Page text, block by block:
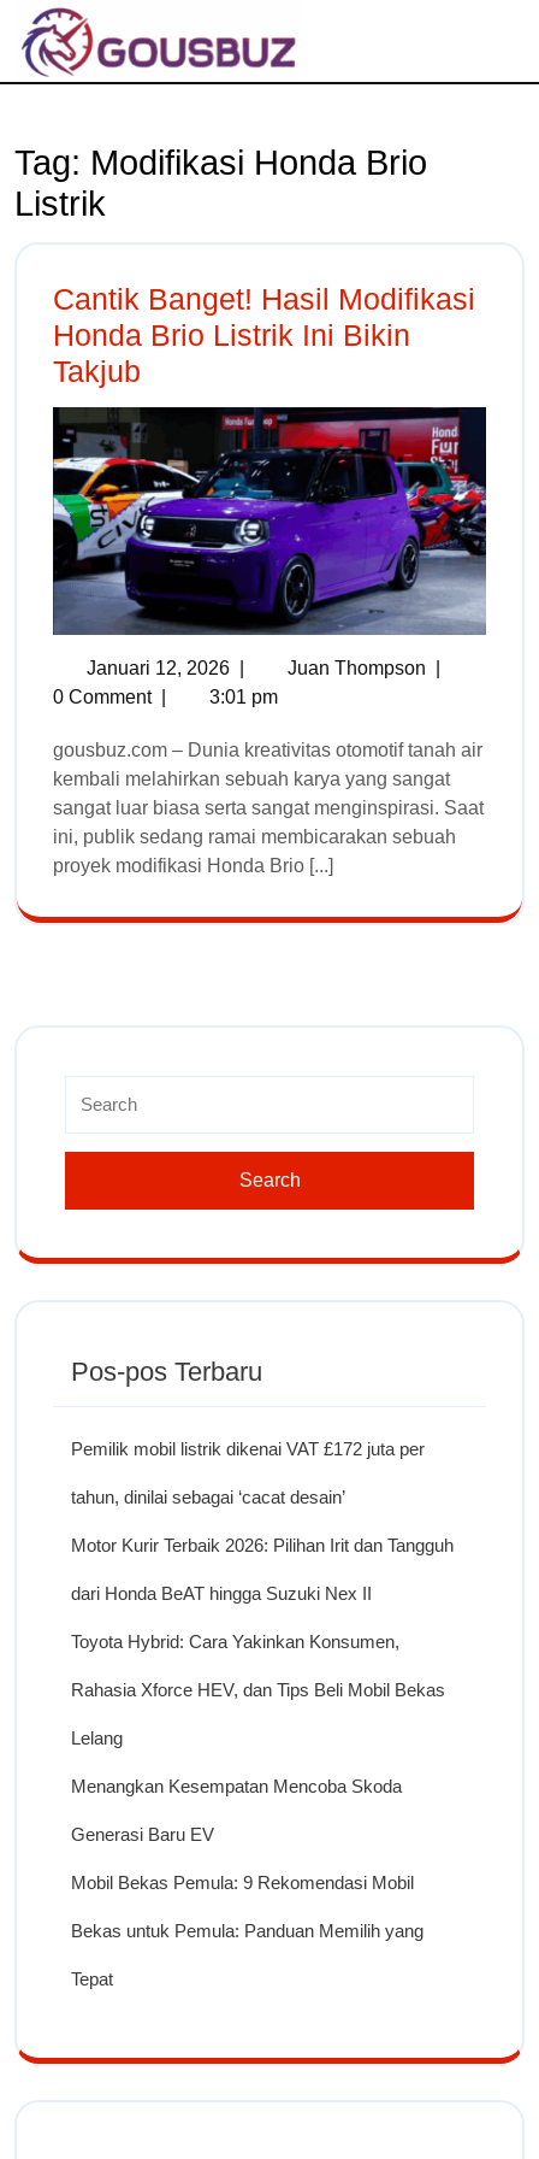
Tag: Modifikasi Honda Brio
Listrik
Cantik Banget! Hasil Modifikasi
Honda Brio Listrik Ini Bikin
Takjub
Januari 12, 2026 Juan Thompson
0 Comment
3:01 pm
gousbuz.com – Dunia kreativitas otomotif tanah air
kembali melahirkan sebuah karya yang sangat
sangat luar biasa serta sangat menginspirasi. Saat
ini, publik sedang ramai membicarakan sebuah
proyek modifikasi Honda Brio [...]
Pos-pos Terbaru
Pemilik mobil listrik dikenai VAT £172 juta per
tahun, dinilai sebagai ‘cacat desain’
Motor Kurir Terbaik 2026: Pilihan Irit dan Tangguh
dari Honda BeAT hingga Suzuki Nex II
Toyota Hybrid: Cara Yakinkan Konsumen,
Rahasia Xforce HEV, dan Tips Beli Mobil Bekas
Lelang
Menangkan Kesempatan Mencoba Skoda
Generasi Baru EV
Mobil Bekas Pemula: 9 Rekomendasi Mobil
Bekas untuk Pemula: Panduan Memilih yang
Tepat